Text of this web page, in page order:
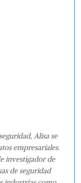
Alisa se
empresariales.
investigador de
de seguridad